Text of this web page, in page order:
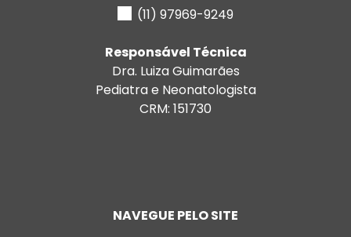
(11) 97969-9249
Responsável Técnica
Dra. Luiza Guimarães
Pediatra e Neonatologista
CRM: 151730
NAVEGUE PELO SITE